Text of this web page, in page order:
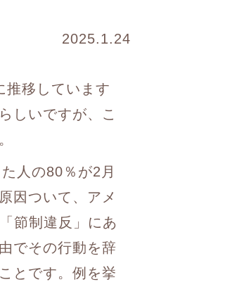
2025.1.24
推移しています
しいですが、こ
人の80％が2月
因ついて、アメ
節制違反」にあ
でその行動を辞
とです。例を挙